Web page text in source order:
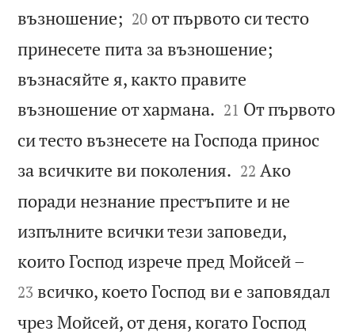
възношение; 

20 от първото си тесто
принесете пита за възношение;
възнасяйте я, както правите
възношение от хармана. 

21 От първото
си тесто възнесете на Господа принос
за всичките ви поколения. 

22 Ако
поради незнание престъпите и не
изпълните всички тези заповеди,
които Господ изрече пред Мойсей –
23 всичко, което Господ ви е заповядал
чрез Мойсей, от деня, когато Господ